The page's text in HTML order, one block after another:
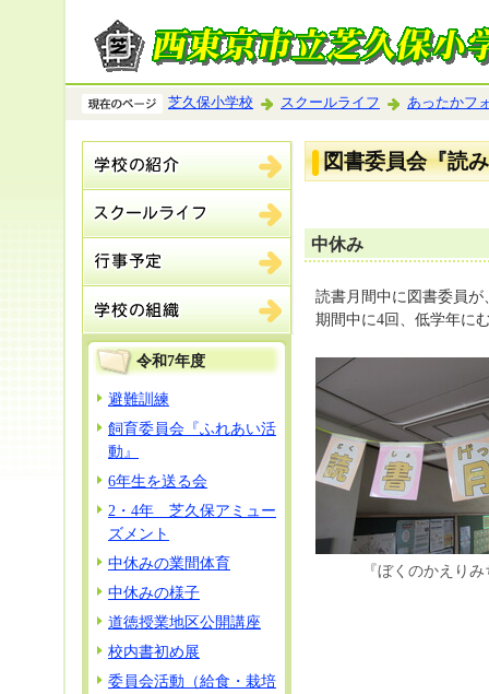
芝久保小学校 スクールライフ あったかフ
令和7年度
避難訓練
飼育委員会『ふれあい活
動』
6年生を送る会
2・4年 芝久保アミュー
ズメント
中休みの業間体育
中休みの様子
道徳授業地区公開講座
校内書初め展
委員会活動（給食・栽培
図書委員会『読
中休み
読書月間中に図書委員
期間中に4回、低学年に
『ぼくのかえり